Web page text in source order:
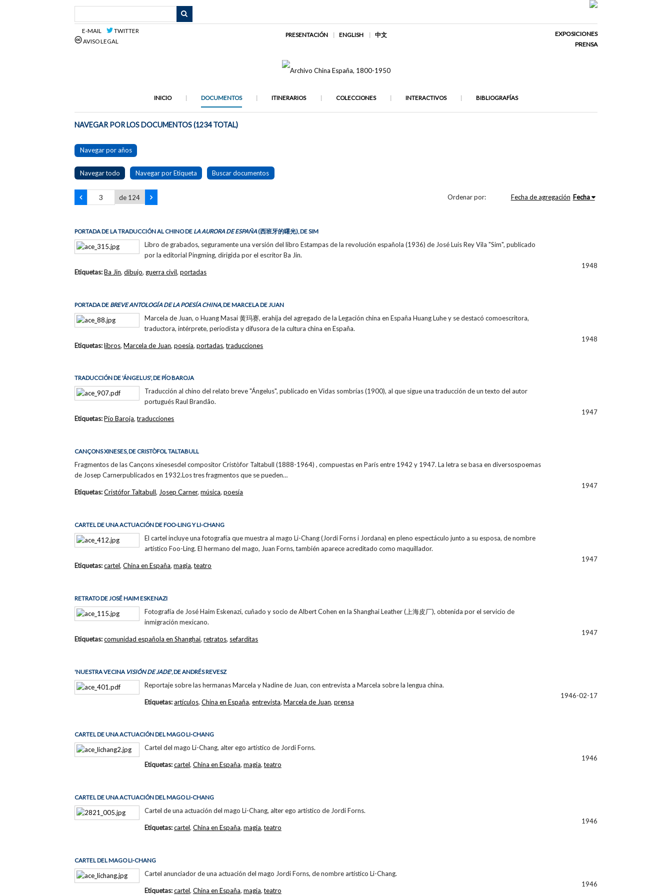
E-MAIL
TWITTER
AVISO LEGAL
PRESENTACIÓN ENGLISH 中文
EXPOSICIONES
PRENSA
INICIO DOCUMENTOS ITINERARIOS COLECCIONES INTERACTIVOS BIBLIOGRAFÍAS
NAVEGAR POR LOS DOCUMENTOS (1234 TOTAL)
Navegar por años
Navegar todo Navegar por Etiqueta Buscar documentos
de 124 Ordenar por: Fecha de agregación Fecha
PORTADA DE LA TRADUCCIÓN AL CHINO DE LA AURORA DE ESPAÑA(西班牙的曙光), DE SIM
Libro de grabados, seguramente una versión del libro Estampas de la revolución española (1936) de José Luis Rey Vila "Sim", publicado
por la editorial Pingming, dirigida por el escritor Ba Jin.
1948
Etiquetas:Ba Jin,dibujo, guerra civil,portadas
PORTADA DE BREVE ANTOLOGÍA DE LA POESÍA CHINA, DE MARCELA DE JUAN
Marcela de Juan, o Huang Masai 黄玛赛, erahija del agregado de la Legación china en España Huang Luhe y se destacó comoescritora,
traductora, intérprete, periodista y difusora de la cultura china en España.
1948
Etiquetas:libros,Marcela de Juan,poesía,portadas,traducciones
TRADUCCIÓN DE 'ÁNGELUS', DE PÍO BAROJA
Traducción al chino del relato breve "Ángelus", publicado en Vidas sombrías (1900), al que sigue una traducción de un texto del autor
portugués Raul Brandão.
1947
Etiquetas:Pío Baroja,traducciones
CANÇONS XINESES, DE CRISTÒFOL TALTABULL
Fragmentos de las Cançons xinesesdel compositor Cristòfor Taltabull (1888-1964) , compuestas en París entre 1942 y 1947. La letra se basa en diversospoemas
de Josep Carnerpublicados en 1932.Los tres fragmentos que se pueden…
1947
Etiquetas:Cristófor Taltabull, Josep Carner,música,poesía
CARTEL DE UNA ACTUACIÓN DE FOO-LING Y LI-CHANG
El cartel incluye una fotografía que muestra al mago Li-Chang (Jordi Forns i Jordana) en pleno espectáculo junto a su esposa, de nombre
artístico Foo-Ling. El hermano del mago, Juan Forns, también aparece acreditado como maquillador.
1947
Etiquetas:cartel,China en España,magia,teatro
RETRATO DE JOSÉ HAIM ESKENAZI
Fotografía de José Haim Eskenazi, cuñado y socio de Albert Cohen en la Shanghai Leather (上海皮厂), obtenida por el servicio de
inmigración mexicano.
1947
Etiquetas:comunidad española en Shanghai,retratos, sefarditas
'NUESTRA VECINA VISIÓN DE JADE', DE ANDRÉS REVESZ
Reportaje sobre las hermanas Marcela y Nadine de Juan, con entrevista a Marcela sobre la lengua china.
1946-02-17
Etiquetas:artículos, China en España, entrevista, Marcela de Juan, prensa
CARTEL DE UNA ACTUACIÓN DEL MAGO LI-CHANG
Cartel del mago Li-Chang, alter ego artístico de Jordi Forns.
1946
Etiquetas:cartel, China en España, magia,teatro
CARTEL DE UNA ACTUACIÓN DEL MAGO LI-CHANG
Cartel de una actuación del mago Li-Chang, alter ego artístico de Jordi Forns.
1946
Etiquetas:cartel, China en España, magia,teatro
CARTEL DEL MAGO LI-CHANG
Cartel anunciador de una actuación del mago Jordi Forns, de nombre artístico Li-Chang.
1946
Etiquetas:cartel, China en España, magia,teatro